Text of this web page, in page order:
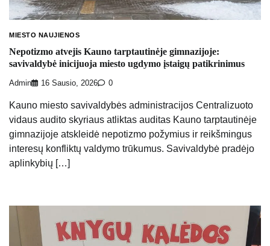
MIESTO NAUJIENOS
Nepotizmo atvejis Kauno tarptautinėje gimnazijoje:
savivaldybė inicijuoja miesto ugdymo įstaigų patikrinimus
Admin 16 Sausio, 2026 0
Kauno miesto savivaldybės administracijos Centralizuoto
vidaus audito skyriaus atliktas auditas Kauno tarptautinėje
gimnazijoje atskleidė nepotizmo požymius ir reikšmingus
interesų konfliktų valdymo trūkumus. Savivaldybė pradėjo
aplinkybių […]